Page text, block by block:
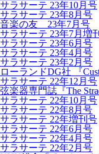
サラサーテ 23年10月号
サラサーテ 23年8月号
音楽の友 23年7月号
サラサーテ 23年7月増
サラサーテ 23年6月号
サラサーテ 23年4月号
サラサーテ 23年2月号
ローランドDG社 『
サラサーテ 22年12月号
弦楽器専門誌『The
サラサーテ 22年10月号
サラサーテ 22年8月号
サラサーテ 22年増刊号
サラサーテ 22年6月号
サラサーテ 22年4月号
サラサーテ 22年2月号